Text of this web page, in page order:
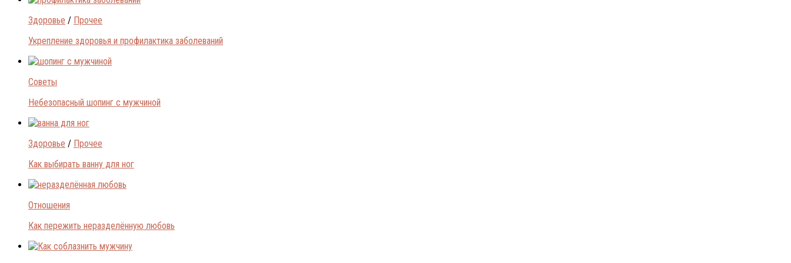
Здоровье / Прочее
Укрепление здоровья и профилактика заболеваний
Советы
Небезопасный шопинг с мужчиной
Здоровье / Прочее
Как выбирать ванну для ног
Отношения
Как пережить неразделённую любовь